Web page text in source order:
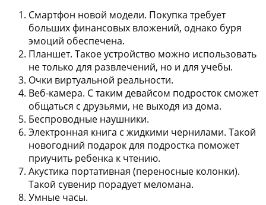
Смартфон новой модели. Покупка требует
больших финансовых вложений, однако буря
эмоций обеспечена.
Планшет. Такое устройство можно использовать
не только для развлечений, но и для учебы.
Очки виртуальной реальности.
Веб-камера. С таким девайсом подросток сможет
общаться с друзьями, не выходя из дома.
Беспроводные наушники.
Электронная книга с жидкими чернилами. Такой
новогодний подарок для подростка поможет
приучить ребенка к чтению.
Акустика портативная (переносные колонки).
Такой сувенир порадует меломана.
Умные часы.